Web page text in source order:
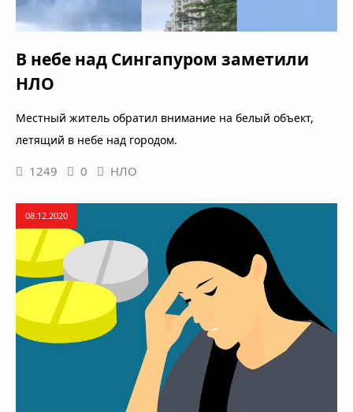
В небе над Сингапуром заметили
НЛО
Местный житель обратил внимание на белый объект,
летящий в небе над городом.
1249 0 НЛО
08.12.2020